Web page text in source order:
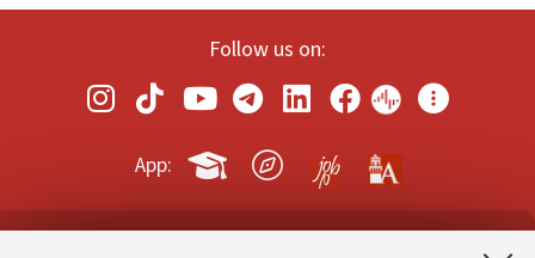
Follow us on:
App: